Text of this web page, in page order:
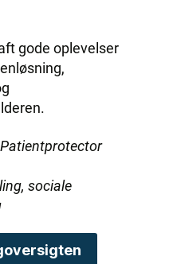
gode oplevelser
sociale